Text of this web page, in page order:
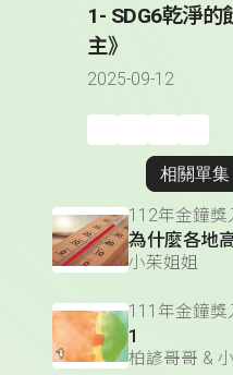
1- SDG6乾淨
主》
2025-09-12
相關單集
為什麼各地
小茱姐姐
1
柏諺哥哥 &